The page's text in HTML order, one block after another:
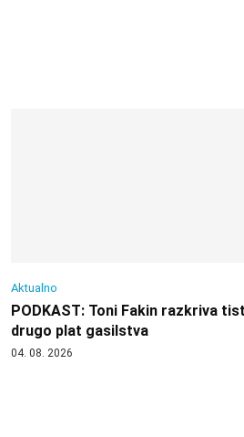
Aktualno
PODKAST: Toni Fakin razkriva
drugo plat gasilstva
04. 08. 2026